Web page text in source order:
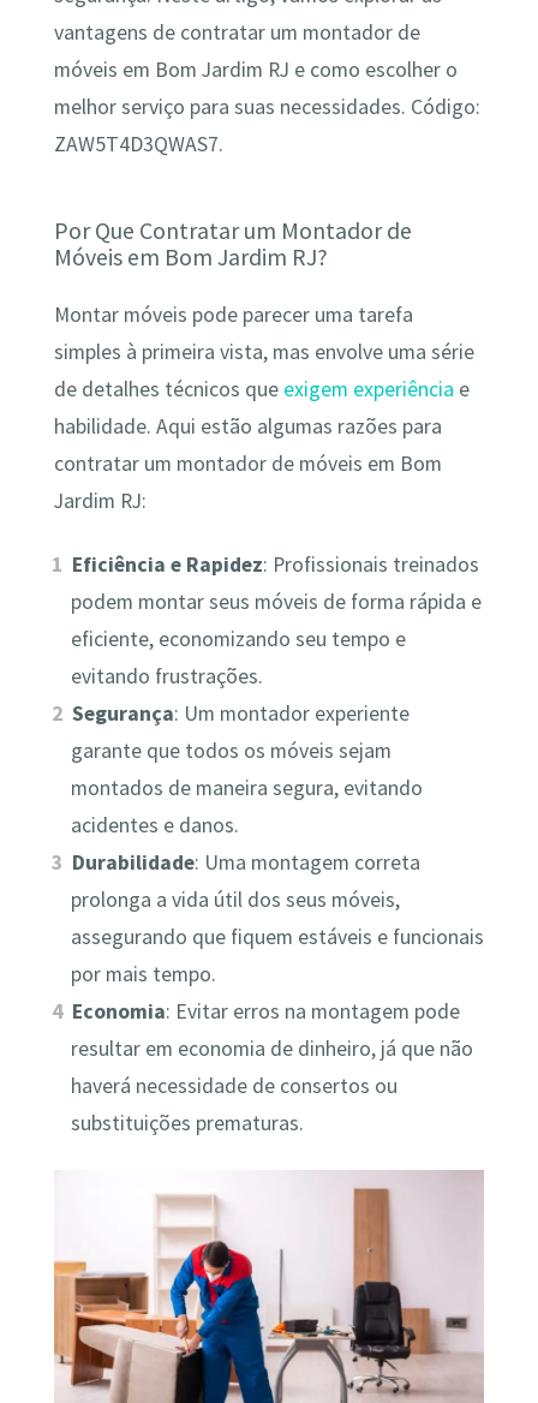
vantagens de contratar um montador de
móveis em Bom Jardim RJ e como escolher o
melhor serviço para suas necessidades. Código:
ZAW5T4D3QWAS7.
Por Que Contratar um Montador de
Móveis em Bom Jardim RJ?
Montar móveis pode parecer uma tarefa
simples à primeira vista, mas envolve uma série
de detalhes técnicos que exigem experiência e
habilidade. Aqui estão algumas razões para
contratar um montador de móveis em Bom
Jardim RJ:
Eficiência e Rapidez: Profissionais treinados
podem montar seus móveis de forma rápida e
eficiente, economizando seu tempo e
evitando frustrações.
Segurança: Um montador experiente
garante que todos os móveis sejam
montados de maneira segura, evitando
acidentes e danos.
Durabilidade: Uma montagem correta
prolonga a vida útil dos seus móveis,
assegurando que fiquem estáveis e funcionais
por mais tempo.
Economia: Evitar erros na montagem pode
resultar em economia de dinheiro, já que não
haverá necessidade de consertos ou
substituições prematuras.